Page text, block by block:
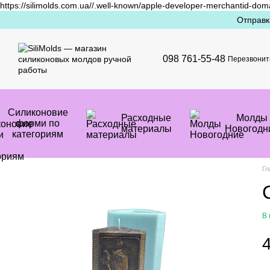
https://silimolds.com.ua//.well-known/apple-developer-merchantid-
098 761-55-48
Силиконовие
форми по
категориям
Расходные
материалы
Mолды
В